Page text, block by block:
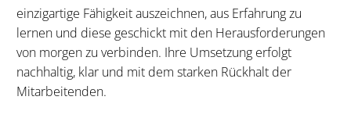
einzigartige Fähigkeit auszeichnen, aus Erfahrung zu
lernen und diese geschickt mit den Herausforderungen
von morgen zu verbinden. Ihre Umsetzung erfolgt
nachhaltig, klar und mit dem starken Rückhalt der
Mitarbeitenden.